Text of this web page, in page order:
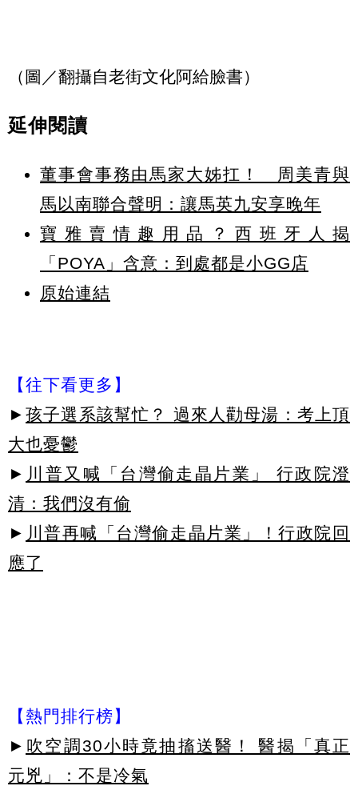
（圖／翻攝自老街文化阿給臉書）
延伸閱讀
董事會事務由馬家大姊扛！ 周美青與
馬以南聯合聲明：讓馬英九安享晚年
寶雅賣情趣用品？西班牙人揭
「POYA」含意：到處都是小GG店
原始連結
【往下看更多】
► 孩子選系該幫忙？ 過來人勸母湯：考上頂
大也憂鬱
► 川普又喊「台灣偷走晶片業」 行政院澄
清：我們沒有偷
► 川普再喊「台灣偷走晶片業」！行政院回
應了
【熱門排行榜】
► 吹空調30小時竟抽搐送醫！ 醫揭「真正
元兇」：不是冷氣